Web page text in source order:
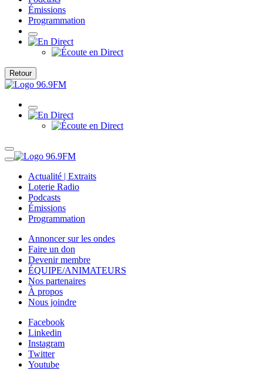
Émissions
Programmation
Retour
Actualité | Extraits
Loterie Radio
Podcasts
Émissions
Programmation
Annoncer sur les ondes
Faire un don
Devenir membre
ÉQUIPE/ANIMATEURS
Nos partenaires
À propos
Nous joindre
Facebook
Linkedin
Instagram
Twitter
Youtube